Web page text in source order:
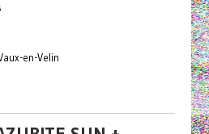
en-Velin